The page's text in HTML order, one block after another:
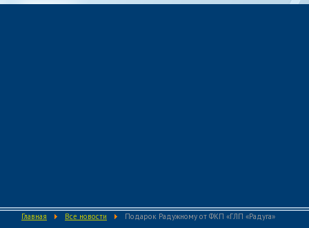
Главная Все новости Подарок Радужному от ФКП «ГЛП «Радуга»